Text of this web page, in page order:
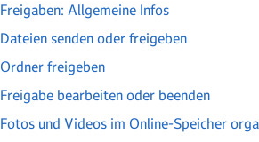
Freigaben: Allgemeine Infos
Dateien senden oder freigeben
Ordner freigeben
Freigabe bearbeiten oder beenden
Fotos und Videos im Online-Speicher